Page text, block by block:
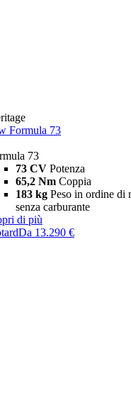
Formula 73
73
73 CV Potenza
65,2 Nm Coppia
183 kg Peso in ordine di
senza carburante
di più
Da 13.290 €